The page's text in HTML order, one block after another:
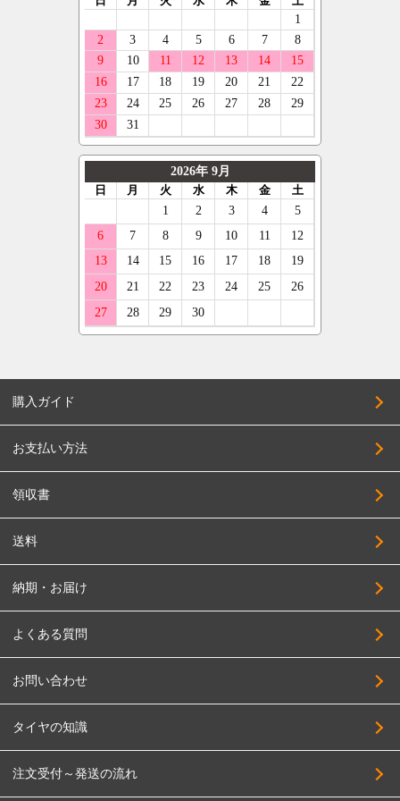
購入ガイド
お支払い方法
領収書
送料
納期・お届け
よくある質問
お問い合わせ
タイヤの知識
注文受付～発送の流れ